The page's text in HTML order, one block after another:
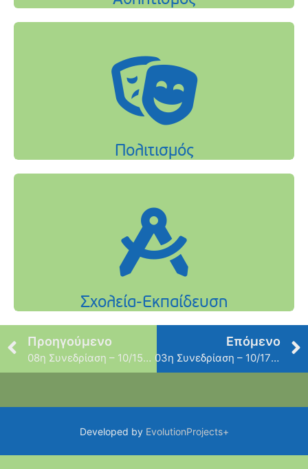
Προηγούμενο
08η Συνεδρίαση – 10/15/2019
Επόμενο
03η Συνεδρίαση – 10/17/2019
Developed by EvolutionProjects+